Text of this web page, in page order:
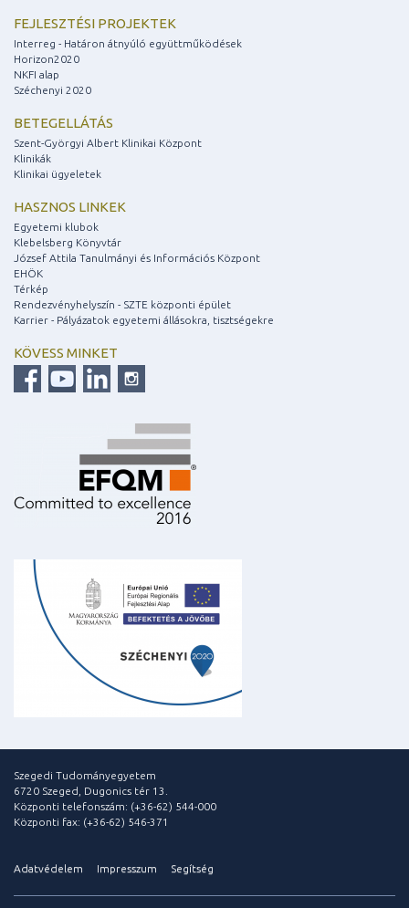
FEJLESZTÉSI PROJEKTEK
Interreg - Határon átnyúló együttműködések
Horizon2020
NKFI alap
Széchenyi 2020
BETEGELLÁTÁS
Szent-Györgyi Albert Klinikai Központ
Klinikák
Klinikai ügyeletek
HASZNOS LINKEK
Egyetemi klubok
Klebelsberg Könyvtár
József Attila Tanulmányi és Információs Központ
EHÖK
Térkép
Rendezvényhelyszín - SZTE központi épület
Karrier - Pályázatok egyetemi állásokra, tisztségekre
KÖVESS MINKET
Szegedi Tudományegyetem
6720 Szeged, Dugonics tér 13.
Központi telefonszám: (+36-62) 544-000
Központi fax: (+36-62) 546-371
Adatvédelem Impresszum Segítség